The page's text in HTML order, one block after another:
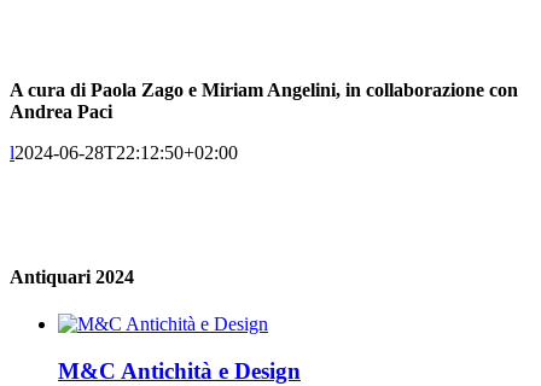
A cura di Paola Zago e Miriam Angelini, in collaborazione con
Andrea Paci
l2024-06-28T22:12:50+02:00
Antiquari 2024
M&C Antichità e Design